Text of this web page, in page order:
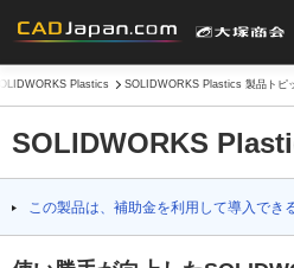
Plastics SOLIDWORKS Plastics 製品トピ
SOLIDWORKS
この製品は、補助金を利用して導入でき